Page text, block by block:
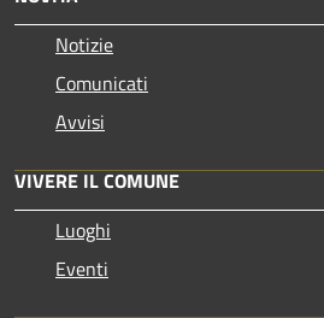
Notizie
Comunicati
Avvisi
VIVERE IL COMUNE
Luoghi
Eventi